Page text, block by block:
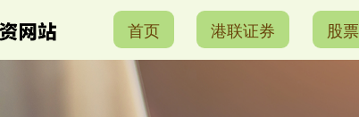
首页 港联证券 股